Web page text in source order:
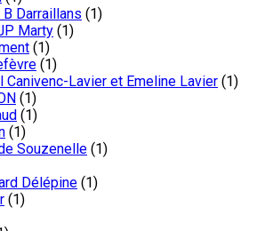
Darraillans (1)
Marty (1)
(1)
(1)
Canivenc-Lavier et Emeline Lavier (1)
(1)
(1)
(1)
Souzenelle (1)
Délépine (1)
(1)